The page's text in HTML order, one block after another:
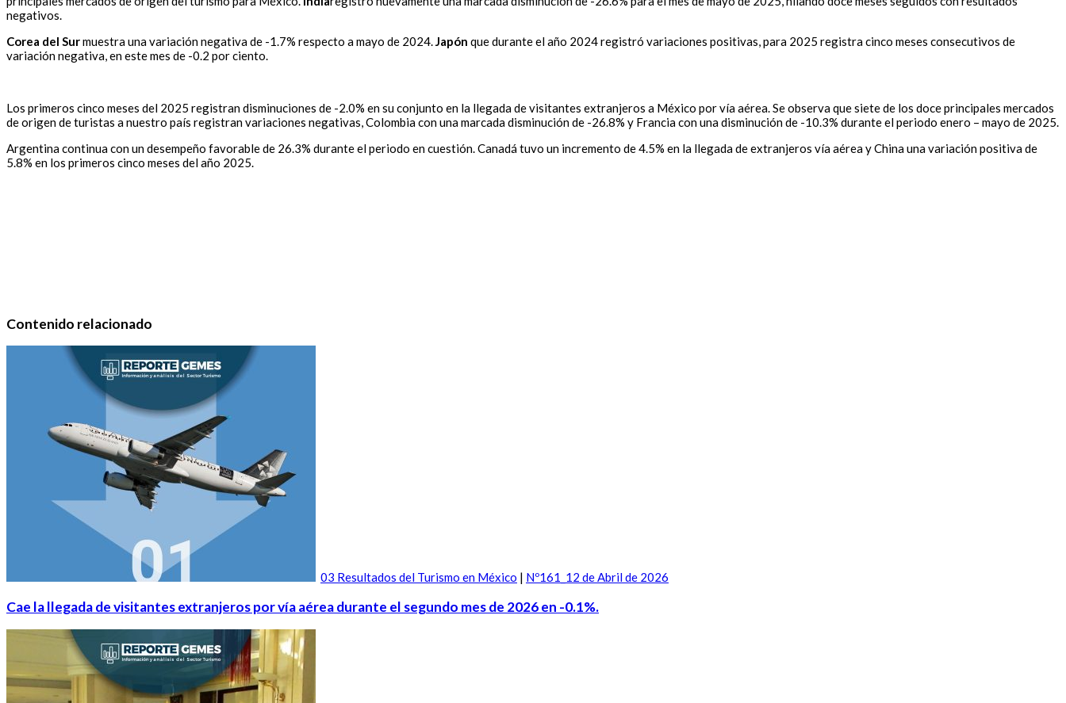
negativos.
Corea del Surmuestra una variación negativa de -1.7% respecto a mayo de 2024.Japón que durante el año 2024 registró variaciones positivas, para 2025 registra cinco meses consecutivos de
variación negativa, en este mes de -0.2 por ciento.
Los primeros cinco meses del 2025 registran disminuciones de -2.0% en su conjunto en la llegada de visitantes extranjeros a México por vía aérea. Se observa que siete de los doce principales mercados
de origen de turistas a nuestro país registran variaciones negativas, Colombia con una marcada disminución de -26.8% y Francia con una disminución de -10.3% durante el periodo enero – mayo de 2025.
Argentina continua con un desempeño favorable de 26.3% durante el periodo en cuestión. Canadá tuvo un incremento de 4.5% en la llegada de extranjeros vía aérea y China una variación positiva de
5.8% en los primeros cinco meses del año 2025.
Contenido relacionado
03 Resultados del Turismo en México | Nº161_12 de Abril de 2026
Cae la llegada de visitantes extranjeros por vía aérea durante el segundo mes de 2026 en -0.1%.